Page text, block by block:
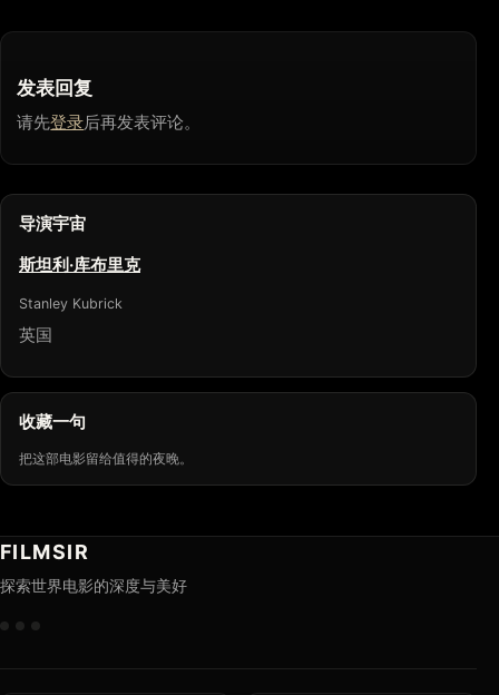
发表回复
请先登录后再发表评论。
导演宇宙
斯坦利·库布里克
Stanley Kubrick
英国
收藏一句
把这部电影留给值得的夜晚。
FILMSIR
探索世界电影的深度与美好